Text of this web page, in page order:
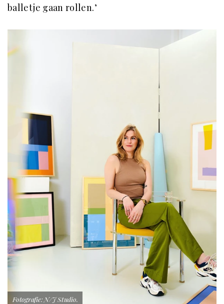
balletje gaan rollen.’
Fotografie: N/J Studio.